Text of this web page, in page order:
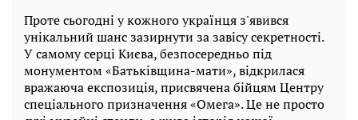
Проте сьогодні у кожного українця з'явився
унікальний шанс зазирнути за завісу секретності.
У самому серці Києва, безпосередньо під
монументом «Батьківщина-мати», відкрилася
вражаюча експозиція, присвячена бійцям Центру
спеціального призначення «Омега». Це не просто